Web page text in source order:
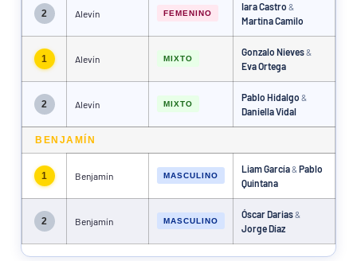
2 Alevín FEMENINO
Iara Castro &
Martina Camilo
1 Alevín MIXTO
Gonzalo Nieves&
Eva Ortega
2 Alevín MIXTO
Pablo Hidalgo &
Daniella Vidal
BENJAMÍN
1 Benjamín MASCULINO
Liam García&Pablo
Quintana
2 Benjamín MASCULINO
Óscar Darias&
Jorge Díaz